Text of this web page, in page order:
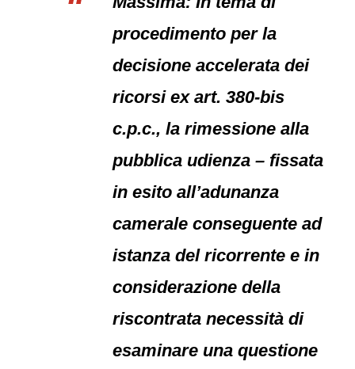
procedimento per la
decisione accelerata dei
ricorsi ex art. 380-bis
c.p.c., la rimessione alla
pubblica udienza – fissata
in esito all’adunanza
camerale conseguente ad
istanza del ricorrente e in
considerazione della
riscontrata necessità di
esaminare una questione